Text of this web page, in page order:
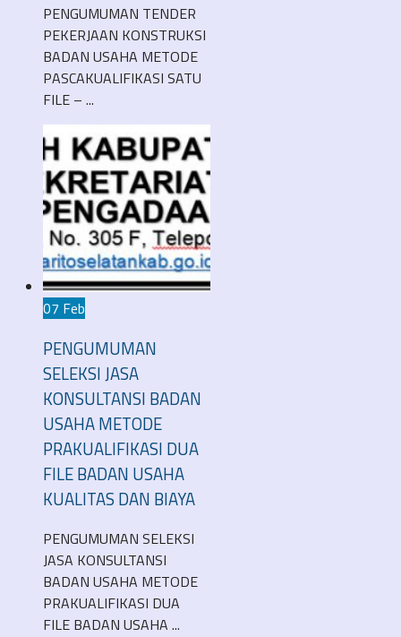
PENGUMUMAN TENDER
PEKERJAAN KONSTRUKSI
BADAN USAHA METODE
PASCAKUALIFIKASI SATU
FILE – ...
07 Feb
PENGUMUMAN
SELEKSI JASA
KONSULTANSI BADAN
USAHA METODE
PRAKUALIFIKASI DUA
FILE BADAN USAHA
KUALITAS DAN BIAYA
PENGUMUMAN SELEKSI
JASA KONSULTANSI
BADAN USAHA METODE
PRAKUALIFIKASI DUA
FILE BADAN USAHA ...